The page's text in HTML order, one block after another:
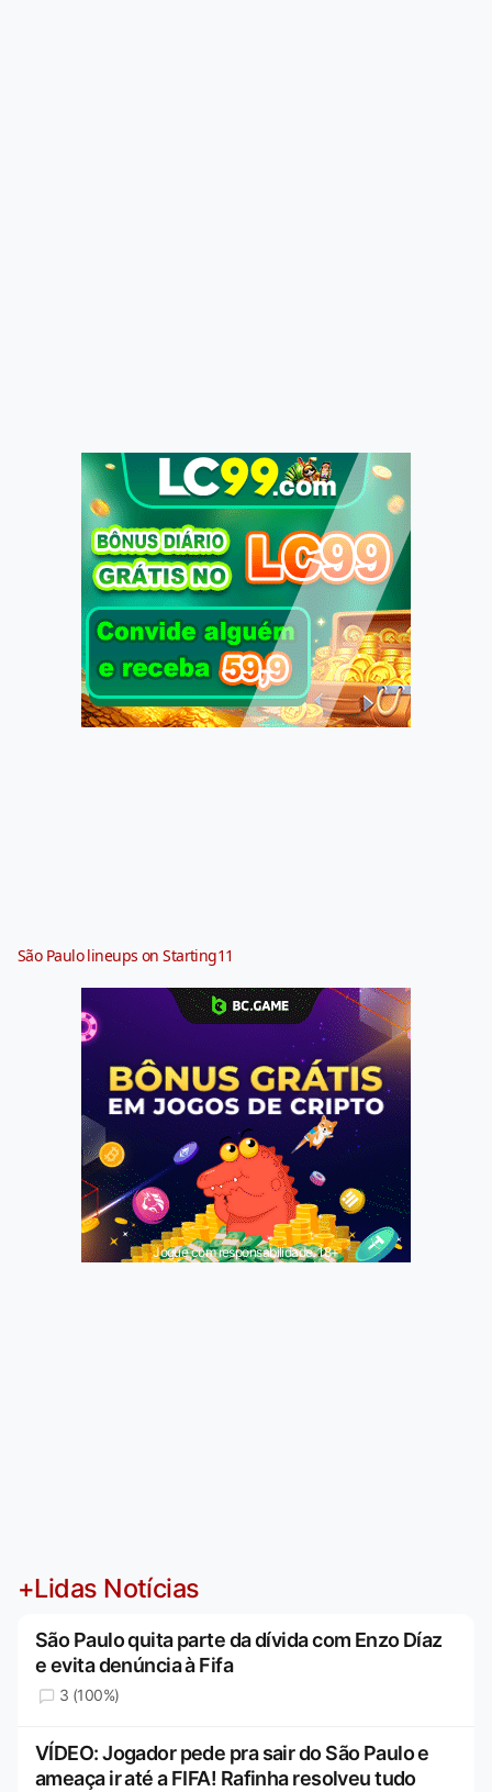
São Paulo lineups on Starting11
Jogue com responsabilidade. 18+
+Lidas Notícias
São Paulo quita parte da dívida com Enzo Díaz
e evita denúncia à Fifa
3 (100%)
VÍDEO: Jogador pede pra sair do São Paulo e
ameaça ir até a FIFA! Rafinha resolveu tudo